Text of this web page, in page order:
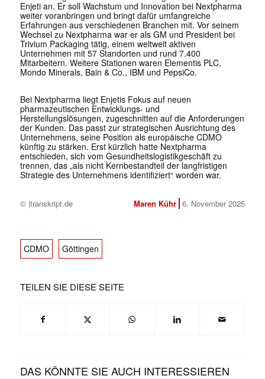
Enjeti an. Er soll Wachstum und Innovation bei Nextpharma
weiter voranbringen und bringt dafür umfangreiche
Erfahrungen aus verschiedenen Branchen mit. Vor seinem
Wechsel zu Nextpharma war er als GM und President bei
Trivium Packaging tätig, einem weltweit aktiven
Unternehmen mit 57 Standorten und rund 7.400
Mitarbeitern. Weitere Stationen waren Elementis PLC,
Mondo Minerals, Bain & Co., IBM und PepsiCo.
Bei Nextpharma liegt Enjetis Fokus auf neuen
pharmazeutischen Entwicklungs- und
Herstellungslösungen, zugeschnitten auf die Anforderungen
der Kunden. Das passt zur strategischen Ausrichtung des
Unternehmens, seine Position als europäische CDMO
künftig zu stärken. Erst kürzlich hatte Nextpharma
entschieden, sich vom Gesundheitslogistikgeschäft zu
trennen, das „als nicht Kernbestandteil der langfristigen
Strategie des Unternehmens identifiziert“ worden war.
© |transkript.de Maren Kühr 6. November 2025
CDMO Göttingen
TEILEN SIE DIESE SEITE
DAS KÖNNTE SIE AUCH INTERESSIEREN